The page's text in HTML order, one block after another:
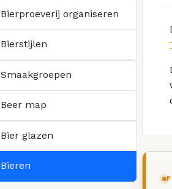
Bierproeverij organiseren
Bierstijlen
Smaakgroepen
Beer map
Bier glazen
Bieren